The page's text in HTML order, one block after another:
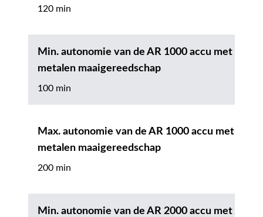
120 min
Min. autonomie van de AR 1000 accu met
metalen maaigereedschap
100 min
Max. autonomie van de AR 1000 accu met
metalen maaigereedschap
200 min
Min. autonomie van de AR 2000 accu met